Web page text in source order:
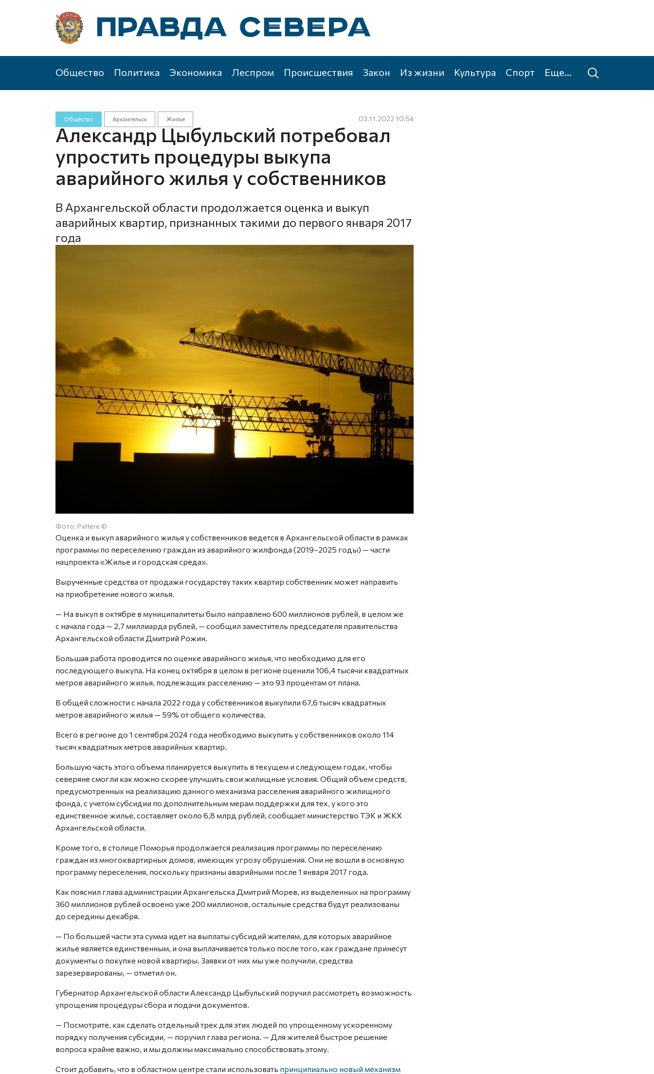
Общество Политика Экономика Леспром Происшествия Закон Из жизни Культура Спорт Еще...
Общество Архангельск Жильё 03.11.2022 10:54
Александр Цыбульский потребовал
упростить процедуры выкупа
аварийного жилья у собственников
В Архангельской области продолжается оценка и выкуп
аварийных квартир, признанных такими до первого января 2017
года
Фото: PxHere ©
Оценка и выкуп аварийного жилья у собственников ведется в Архангельской области в рамках
программы по переселению граждан из аварийного жилфонда (2019–2025 годы) — части
нацпроекта «Жилье и городская среда».
Вырученные средства от продажи государству таких квартир собственник может направить
на приобретение нового жилья.
— На выкуп в октябре в муниципалитеты было направлено 600 миллионов рублей, в целом же
с начала года — 2,7 миллиарда рублей, — сообщил заместитель председателя правительства
Архангельской области Дмитрий Рожин.
Большая работа проводится по оценке аварийного жилья, что необходимо для его
последующего выкупа. На конец октября в целом в регионе оценили 106,4 тысячи квадратных
метров аварийного жилья, подлежащих расселению — это 93 процентам от плана.
В общей сложности с начала 2022 года у собственников выкупили 67,6 тысяч квадратных
метров аварийного жилья — 59% от общего количества.
Всего в регионе до 1 сентября 2024 года необходимо выкупить у собственников около 114
тысяч квадратных метров аварийных квартир.
Большую часть этого объема планируется выкупить в текущем и следующем годах, чтобы
северяне смогли как можно скорее улучшить свои жилищные условия. Общий объем средств,
предусмотренных на реализацию данного механизма расселения аварийного жилищного
фонда, с учетом субсидии по дополнительным мерам поддержки для тех, у кого это
единственное жилье, составляет около 6,8 млрд рублей, сообщает министерство ТЭК и ЖКХ
Архангельской области.
Кроме того, в столице Поморья продолжается реализация программы по переселению
граждан из многоквартирных домов, имеющих угрозу обрушения. Они не вошли в основную
программу переселения, поскольку признаны аварийными после 1 января 2017 года.
Как пояснил глава администрации Архангельска Дмитрий Морев, из выделенных на программу
360 миллионов рублей освоено уже 200 миллионов, остальные средства будут реализованы
до середины декабря.
— По большей части эта сумма идет на выплаты субсидий жителям, для которых аварийное
жилье является единственным, и она выплачивается только после того, как граждане принесут
документы о покупке новой квартиры. Заявки от них мы уже получили, средства
зарезервированы, — отметил он.
Губернатор Архангельской области Александр Цыбульский поручил рассмотреть возможность
упрощения процедуры сбора и подачи документов.
— Посмотрите, как сделать отдельный трек для этих людей по упрощенному ускоренному
порядку получения субсидии, — поручил глава региона. — Для жителей быстрое решение
вопроса крайне важно, и мы должны максимально способствовать этому.
Стоит добавить, что в областном центре стали использовать принципиально новый механизм